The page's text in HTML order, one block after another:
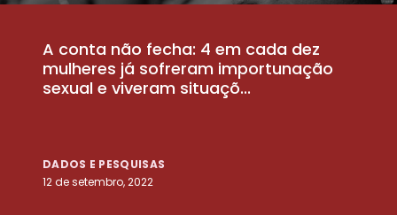
A conta não fecha: 4 em cada dez
mulheres já sofreram importunação
sexual e viveram situaçõ...
DADOS E PESQUISAS
12 de setembro, 2022